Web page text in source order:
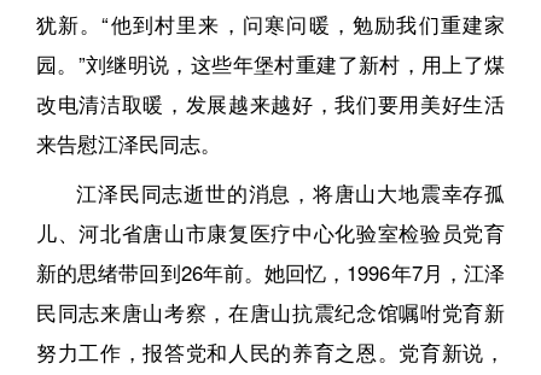
犹新。“他到村里来，问寒问暖，勉励我们重建家
园。”刘继明说，这些年堡村重建了新村，用上了煤
改电清洁取暖，发展越来越好，我们要用美好生活
来告慰江泽民同志。
江泽民同志逝世的消息，将唐山大地震幸存孤
儿、河北省唐山市康复医疗中心化验室检验员党育
新的思绪带回到26年前。她回忆，1996年7月，江泽
民同志来唐山考察，在唐山抗震纪念馆嘱咐党育新
努力工作，报答党和人民的养育之恩。党育新说，